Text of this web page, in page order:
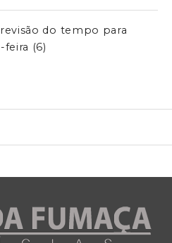
do tempo para
feira (6)